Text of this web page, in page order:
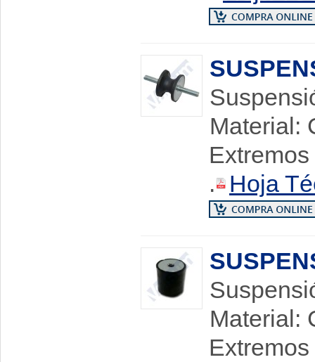
Material:
.
Hoja
Material: